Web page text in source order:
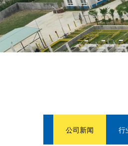
公司新闻 行